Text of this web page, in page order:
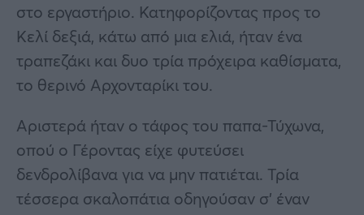
στο εργαστήριο. Κατηφορίζοντας προς το
Κελί δεξιά, κάτω από μια ελιά, ήταν ένα
τραπεζάκι και δυο τρία πρόχειρα καθίσματα,
το θερινό Αρχονταρίκι του.
Αριστερά ήταν ο τάφος του παπα-Τύχωνα,
οπού ο Γέροντας είχε φυτεύσει
δενδρολίβανα για να μην πατιέται. Τρία
τέσσερα σκαλοπάτια οδηγούσαν σ’ έναν